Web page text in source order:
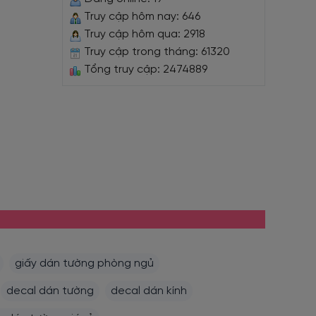
Truy cập hôm nay: 646
Truy cập hôm qua: 2918
Truy cập trong tháng: 61320
Tổng truy cập: 2474889
giấy dán tường phòng ngủ
decal dán tường decal dán kính